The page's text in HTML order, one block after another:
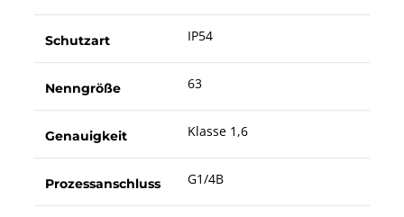
Schutzart IP54
Nenngröße 63
Genauigkeit Klasse 1,6
Prozessanschluss G1/4B